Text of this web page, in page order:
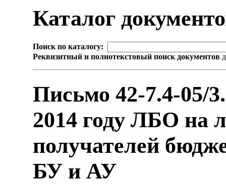
Каталог
Поиск по каталогу:
Реквизитный и полнотекстовый поиск документов
Письмо 42-7.4-05/
2014 году ЛБО на
получателей
БУ и АУ